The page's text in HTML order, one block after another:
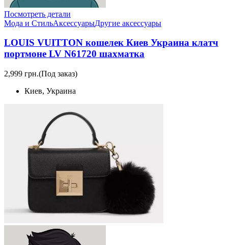
Посмотреть детали
Мода и СтильАксессуарыДругие аксессуары
LOUIS VUITTON кошелек Киев Украина клатч
портмоне LV N61720 шахматка
2,999 грн.(Под заказ)
Киев, Украина